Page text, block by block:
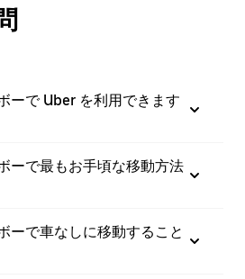
ーで Uber を利用できます
ーで最もお手頃な移動方法
ーで車なしに移動すること